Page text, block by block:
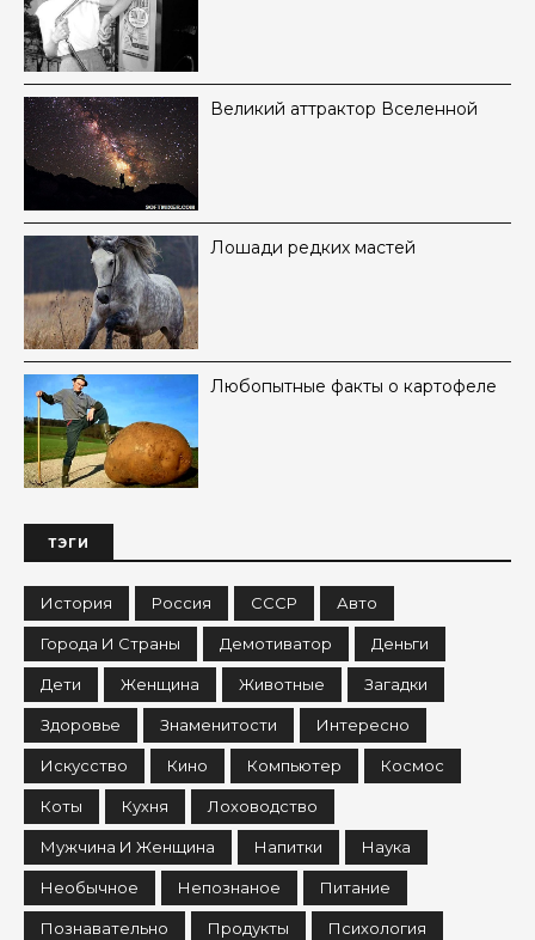
Великий аттрактор Вселенной
Лошади редких мастей
Любопытные факты о картофеле
ТЭГИ
История Россия СССР Авто
Города И Страны Демотиватор Деньги
Дети Женщина Животные Загадки
Здоровье Знаменитости Интересно
Искусство Кино Компьютер Космос
Коты Кухня Лоховодство
Мужчина И Женщина Напитки Наука
Необычное Непознаное Питание
Познавательно Продукты Психология